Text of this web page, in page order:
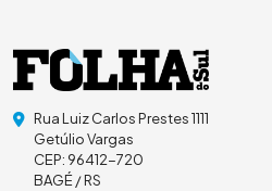
Rua Luiz Carlos Prestes 1111
Getúlio Vargas
CEP: 96412-720
BAGÉ / RS